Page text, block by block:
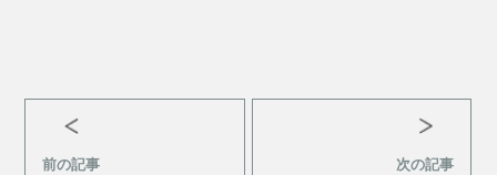
前の記事 次の記事